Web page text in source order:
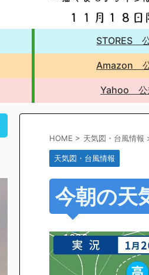
STORES
Amazon
Yahoo 公
HOME > 天気図・台風情報
天気図・台風情報
今朝の天